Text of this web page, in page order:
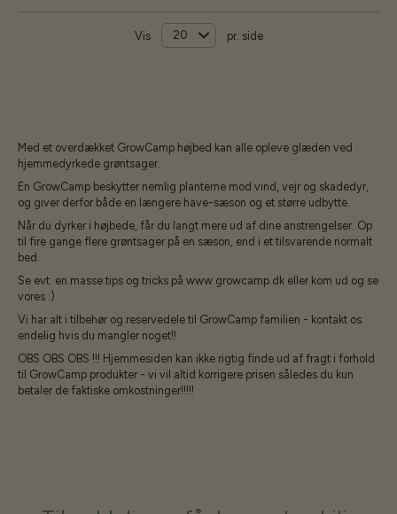
Vis pr. side
Med et overdækket GrowCamp højbed kan alle opleve glæden ved
hjemmedyrkede grøntsager.
En GrowCamp beskytter nemlig planterne mod vind, vejr og skadedyr,
og giver derfor både en længere have-sæson og et større udbytte.
Når du dyrker i højbede, får du langt mere ud af dine anstrengelser. Op
til fire gange flere grøntsager på en sæson, end i et tilsvarende normalt
bed.
Se evt. en masse tips og tricks på www.growcamp.dk eller kom ud og se
vores :)
Vi har alt i tilbehør og reservedele til GrowCamp familien - kontakt os
endelig hvis du mangler noget!!
OBS OBS OBS !!! Hjemmesiden kan ikke rigtig finde ud af fragt i forhold
til GrowCamp produkter - vi vil altid korrigere prisen således du kun
betaler de faktiske omkostninger!!!!!